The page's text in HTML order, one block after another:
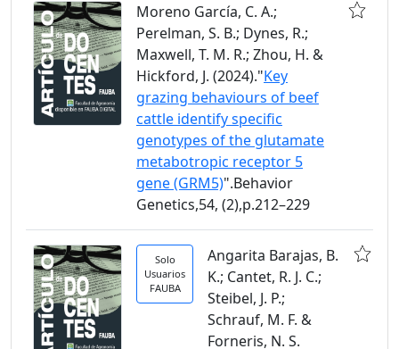
Moreno García, C. A.;
Perelman, S. B.; Dynes, R.;
Maxwell, T. M. R.; Zhou, H. &
Hickford, J. (2024)."Key
grazing behaviours of beef
cattle identify specific
genotypes of the glutamate
metabotropic receptor 5
gene (GRM5)".Behavior
Genetics,54, (2),p.212–229
Solo
Usuarios
FAUBA
Angarita Barajas, B.
K.; Cantet, R. J. C.;
Steibel, J. P.;
Schrauf, M. F. &
Forneris, N. S.